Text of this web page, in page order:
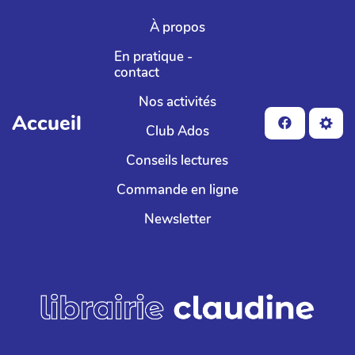
Aller au contenu principal
Accueil
À propos
En pratique -
contact
Nos activités
Club Ados
Conseils lectures
Commande en ligne
Newsletter